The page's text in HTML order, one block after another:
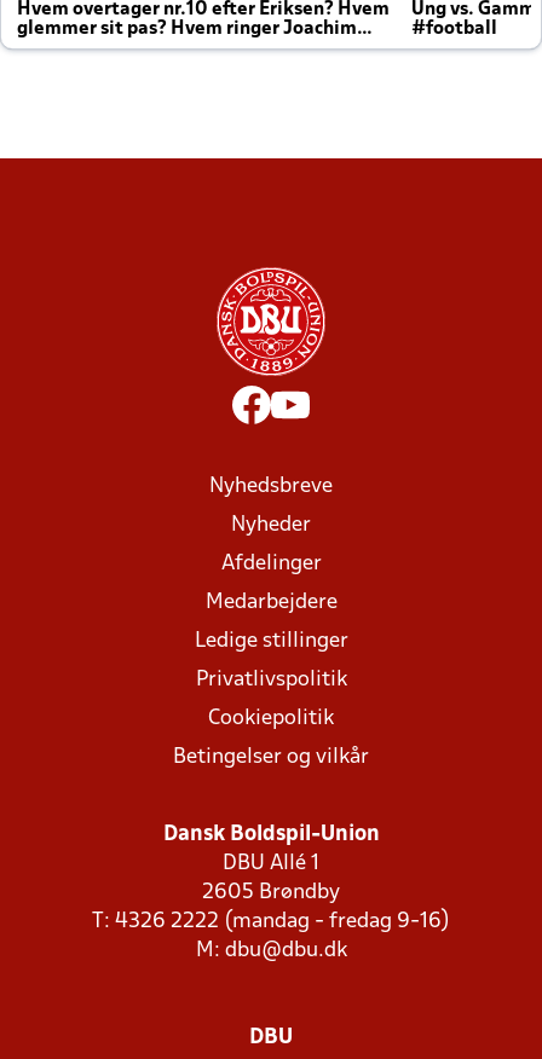
Hvem overtager nr.10 efter Eriksen? Hvem
glemmer sit pas? Hvem ringer Joachim
altid til efter kampe?
Ung vs.
#football
Nyhedsbreve
Nyheder
Afdelinger
Medarbejdere
Ledige stillinger
Privatlivspolitik
Cookiepolitik
Betingelser og vilkår
Dansk Boldspil-Union
DBU Allé 1
2605 Brøndby
T: 4326 2222 (mandag - fredag 9-16)
M: dbu@dbu.dk
DBU